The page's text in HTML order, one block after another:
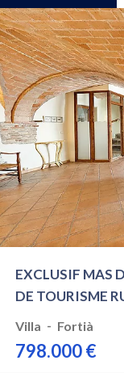
EXCLUSIF MAS
DE TOURISME
Villa - Fortià
798.000 €